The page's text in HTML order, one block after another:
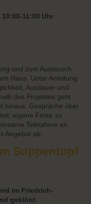
11:00 Uhr
und zum Austausch
Haus. Unter Anleitung
Ausdauer und
des Projektes geht
hinaus: Gespräche über
eigene Feste zu
Teilnahme an
Angebot ab.
Suppentopf
im Friedrich-
geklönt.